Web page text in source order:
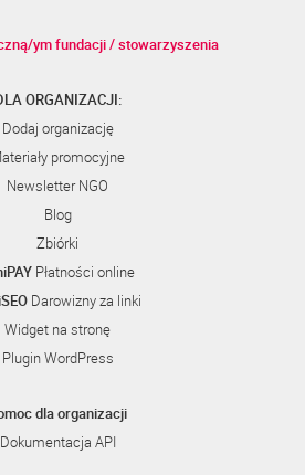
ym fundacji / stowarzyszenia
ORGANIZACJI:
Dodaj organizację
promocyjne
Newsletter NGO
Blog
Zbiórki
Płatności online
Darowizny za linki
Widget na stronę
Plugin WordPress
dla organizacji
Dokumentacja API